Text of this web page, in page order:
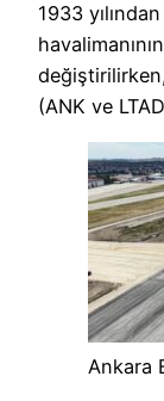
1933
değiştirilirken,
(ANK ve
Ankara